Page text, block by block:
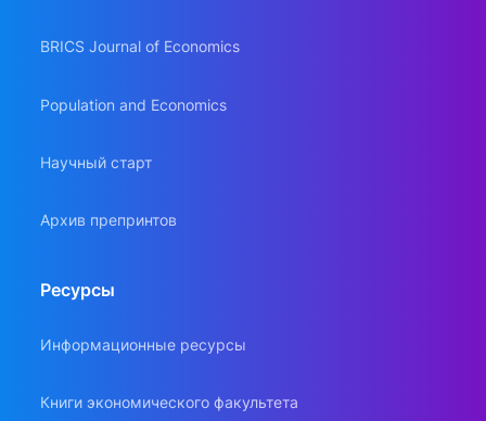
BRICS Journal of Economics
Population and Economics
Научный старт
Архив препринтов
Ресурсы
Информационные ресурсы
Книги экономического факультета